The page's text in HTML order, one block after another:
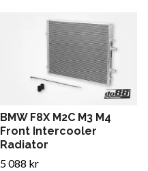
BMW F8X M2C M3 M4
Front Intercooler
Radiator
5 088 kr